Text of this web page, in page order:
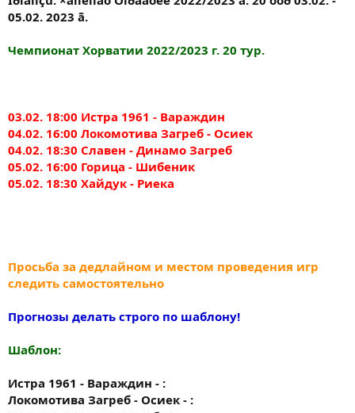
05.02. 2023 ã.
Чемпионат Хорватии 2022/2023 г. 20 тур.
03.02. 18:00 Истра 1961 - Вараждин
04.02. 16:00 Локомотива Загреб - Осиек
04.02. 18:30 Славен - Динамо Загреб
05.02. 16:00 Горица - Шибеник
05.02. 18:30 Хайдук - Риека
Просьба за дедлайном и местом проведения игр
следить самостоятельно
Прогнозы делать строго по шаблону!
Шаблон:
Истра 1961 - Вараждин - :
Локомотива Загреб - Осиек - :